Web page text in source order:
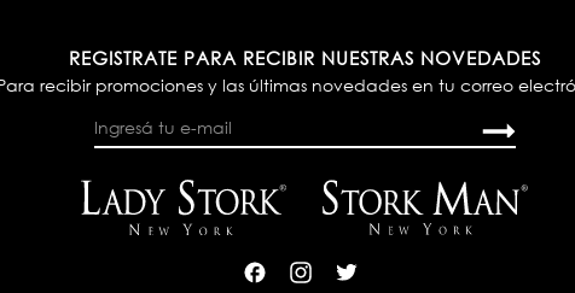
REGISTRATE PARA RECIBIR NUESTRAS NOVEDADES
recibir promociones y las últimas novedades en tu correo